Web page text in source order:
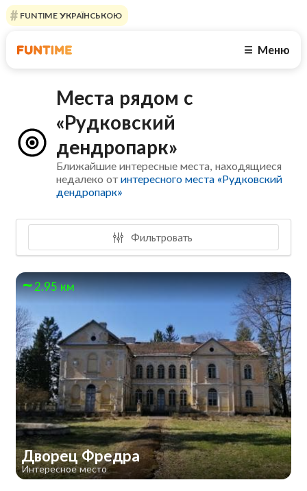
FUNTIME УКРАЇНСЬКОЮ
☰ Меню
Места рядом с
«Рудковский
дендропарк»
Ближайшие интересные места, находящиеся
недалеко отинтересного места «Рудковский
дендропарк»
Фильтровать
2.95 км
Дворец Фредра
Интересное место